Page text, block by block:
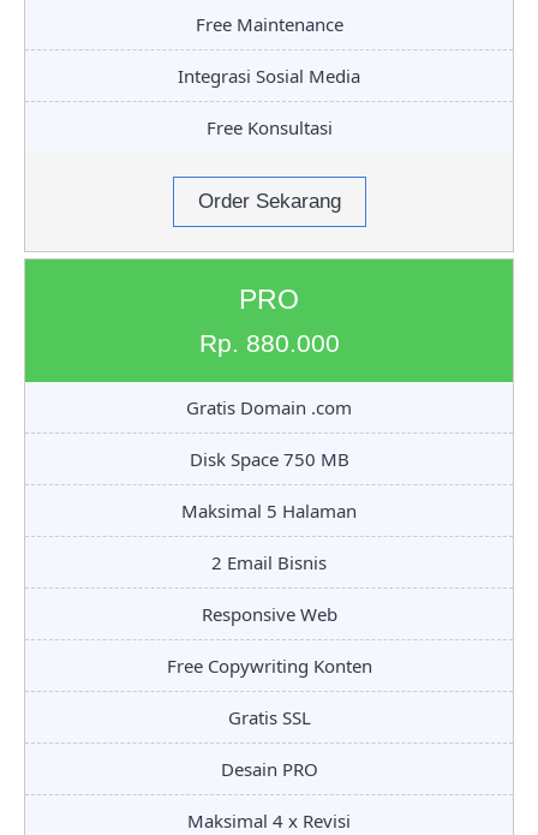
Free Maintenance
Integrasi Sosial Media
Free Konsultasi
Order Sekarang
PRO
Rp. 880.000
Gratis Domain .com
Disk Space 750 MB
Maksimal 5 Halaman
2 Email Bisnis
Responsive Web
Free Copywriting Konten
Gratis SSL
Desain PRO
Maksimal 4 x Revisi